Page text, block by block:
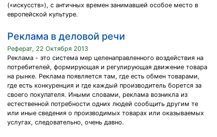
(«искусств»), с античных времен занимавшей особое место в
европейской культуре.
Реклама в деловой речи
Реферат, 22 Октября 2013
Реклама - это система мер целенаправленного воздействия на
потребителей, формирующая и регулирующая движение товара
на рынке. Реклама появляется там, где есть обмен товарами,
где есть конкуренция и где каждый производитель борется за
своего покупателя. Иными словами, реклама возникла из
естественной потребности одних людей сообщить другим те
или иные сведения о производимых товарах или оказываемых
услугах, следовательно, очень давно.